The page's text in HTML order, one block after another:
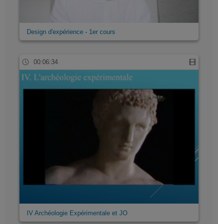
Design d'expérience - 1er cours
00:06:34
IV Archéologie Expérimentale et JO